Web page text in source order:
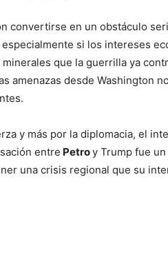
convertirse en un obstáculo
si los intereses
que la guerrilla ya
amenazas desde Washington
y más por la diplomacia, el
entre Petroy Trump fue
una crisis regional que su